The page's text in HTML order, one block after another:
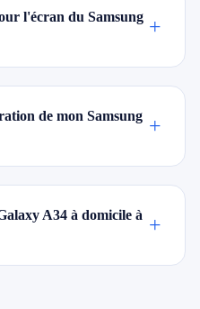
l'écran du Samsung +
de mon Samsung +
A34 à domicile à +